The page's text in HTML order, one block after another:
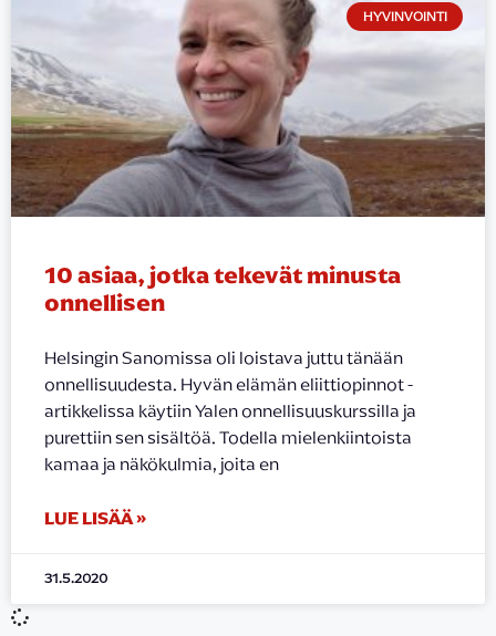
HYVINVOINTI
10 asiaa, jotka tekevät minusta
onnellisen
Helsingin Sanomissa oli loistava juttu tänään
onnellisuudesta. Hyvän elämän eliittiopinnot -
artikkelissa käytiin Yalen onnellisuuskurssilla ja
purettiin sen sisältöä. Todella mielenkiintoista
kamaa ja näkökulmia, joita en
LUE LISÄÄ »
31.5.2020